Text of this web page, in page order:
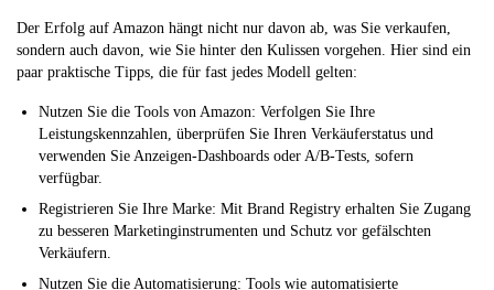
Der Erfolg auf Amazon hängt nicht nur davon ab, was Sie verkaufen,
sondern auch davon, wie Sie hinter den Kulissen vorgehen. Hier sind ein
paar praktische Tipps, die für fast jedes Modell gelten:
Nutzen Sie die Tools von Amazon: Verfolgen Sie Ihre
Leistungskennzahlen, überprüfen Sie Ihren Verkäuferstatus und
verwenden Sie Anzeigen-Dashboards oder A/B-Tests, sofern
verfügbar.
Registrieren Sie Ihre Marke: Mit Brand Registry erhalten Sie Zugang
zu besseren Marketinginstrumenten und Schutz vor gefälschten
Verkäufern.
Nutzen Sie die Automatisierung: Tools wie automatisierte